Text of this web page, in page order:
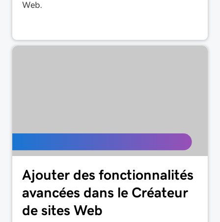
Web.
Ajouter des fonctionnalités
avancées dans le Créateur
de sites Web